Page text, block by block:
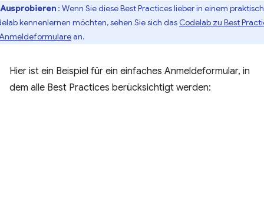
Ausprobieren : Wenn Sie diese Best Practices lieber in einem
kennenlernen möchten, sehen Sie sich das Codelab zu Best
an.
Hier ist ein Beispiel für ein einfaches Anmeldeformular, in
dem alle Best Practices berücksichtigt werden: